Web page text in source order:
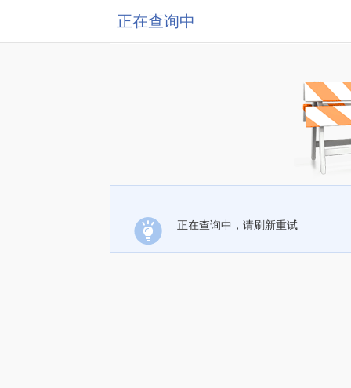
正在查询中
正在查询中，请刷新重试